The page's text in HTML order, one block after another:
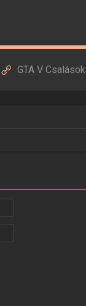
GTA V Csalások